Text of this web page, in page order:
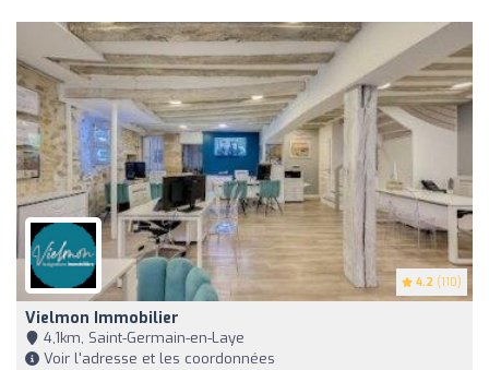
4.2 (110)
Vielmon Immobilier
4,1km, Saint-Germain-en-Laye
Voir l'adresse et les coordonnées